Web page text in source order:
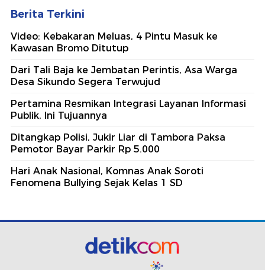
Berita Terkini
Video: Kebakaran Meluas, 4 Pintu Masuk ke
Kawasan Bromo Ditutup
Dari Tali Baja ke Jembatan Perintis, Asa Warga
Desa Sikundo Segera Terwujud
Pertamina Resmikan Integrasi Layanan Informasi
Publik, Ini Tujuannya
Ditangkap Polisi, Jukir Liar di Tambora Paksa
Pemotor Bayar Parkir Rp 5.000
Hari Anak Nasional, Komnas Anak Soroti
Fenomena Bullying Sejak Kelas 1 SD